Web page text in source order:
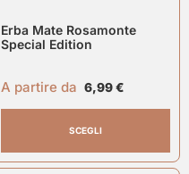
Erba Mate Rosamonte
Special Edition
A partire da 6,99€
SCEGLI